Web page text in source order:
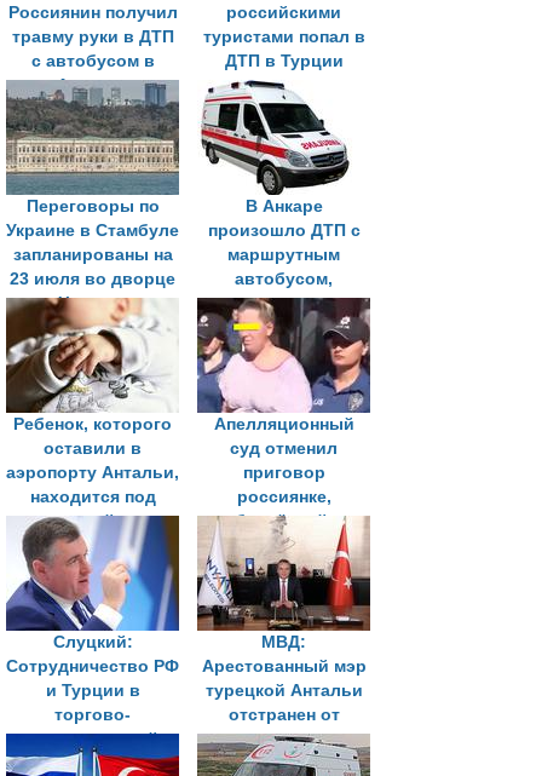
Россиянин получил
травму руки в ДТП
с автобусом в
Анталье
российскими
туристами попал в
ДТП в Турции
Переговоры по
Украине в Стамбуле
запланированы на
23 июля во дворце
Чираган
В Анкаре
произошло ДТП с
маршрутным
автобусом,
пострадали не
менее 20 человек
Ребенок, которого
оставили в
аэропорту Антальи,
находится под
опекой в
Подмосковье
Апелляционный
суд отменил
приговор
россиянке,
обвинённой в
оставлении
младенца в
аэропорту Антальи
Слуцкий:
Сотрудничество РФ
и Турции в
торгово-
экономической
сфере идет по
МВД:
Арестованный мэр
турецкой Антальи
отстранен от
должности